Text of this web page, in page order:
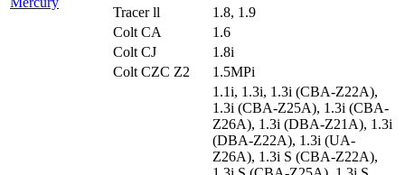
Tracer ll 1.8, 1.9
Colt CA
1.6
Colt CJ
1.8i
Colt CZC Z2
1.5MPi
1.1i, 1.3i, 1.3i (CBA-Z22A),
1.3i (CBA-Z25A), 1.3i (CBA-
Z26A), 1.3i (DBA-Z21A), 1.3i
(DBA-Z22A), 1.3i (UA-
Z26A), 1.3i S (CBA-Z22A),